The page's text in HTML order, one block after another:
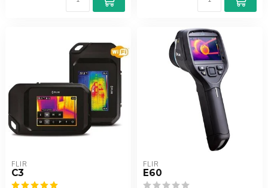
FLIR
C3
FLIR
E60